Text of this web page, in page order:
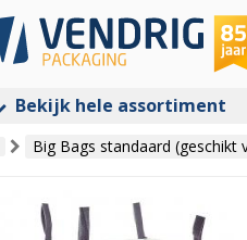
Bekijk hele assortiment
Big Bags standaard (geschikt